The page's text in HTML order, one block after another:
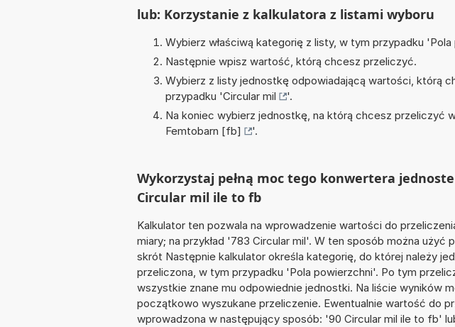
lub: Korzystanie z kalkulatora z listami wyboru
Wybierz właściwą kategorię z listy, w tym przypadku '
Następnie wpisz wartość, którą chcesz przeliczyć.
Wybierz z listy jednostkę odpowiadającą wartości, którą
przypadku 'Circular mil
'.
Na koniec wybierz jednostkę, na którą chcesz przeliczyć
Femtobarn [fb]
'.
Wykorzystaj pełną moc tego konwertera
Circular mil ile to fb
Kalkulator ten pozwala na wprowadzenie wartości do
miary; na przykład '783 Circular mil'. W ten sposób można użyć
skrót Następnie kalkulator określa kategorię, do której należy
przeliczona, w tym przypadku 'Pola powierzchni'. Po tym
wszystkie znane mu odpowiednie jednostki. Na liście wyników
początkowo wyszukane przeliczenie. Ewentualnie wartość do
wprowadzona w następujący sposób: '90 Circular mil ile to fb'